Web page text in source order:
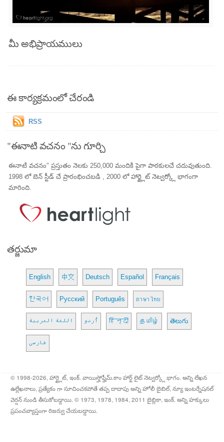
మీ అభిప్రాయములు
ఈ కార్యక్రమంలో చేరండి
RSS
"ఈనాటి వచనం "ను గూర్చి
ఈనాటి వచనం" ప్రస్తుతం నెలకు 250,000 మందికి పైగా పాఠకులచే చదువుతుంది.
1998 లో బెన్ స్టీడ్ చే ప్రారంభించబడి , 2000 లో హార్ట్లైట్ నెట్వర్క్లో భాగంగా
మారింది.
తర్జుమా
English 中文 Deutsch Español Français
한국어 Русский Português ภาษาไทย
اللغة العربية اُردو हिन्दी தமிழ் తెలుగు
فارسی
© 1998-2026, హార్ట్లైట్, ఇంక్. వాయిస్హోఫ్హీమ్.కాం హార్ట్ లైట్ నెట్వర్క్లో భాగం. అన్ని లేఖన
ఉల్లేఖనాలు, ప్రత్యేకం గా సూచించకపోతే తప్ప దాదాపు అన్ని హోలీ బైబిల్, న్యూ ఇంటర్నేషనల్
వెర్షన్ నుండి తీసుకోబడ్డాయి. © 1973, 1978, 1984, 2011 బైబ్లికా, ఇంక్. అన్ని హక్కులు
ప్రపంచవ్యాప్తంగా రిజర్వు చేయబడ్డాయి.